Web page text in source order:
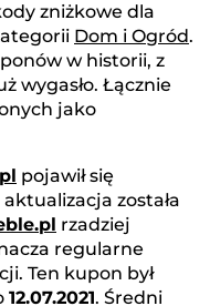
zniżkowe dla
Dom i Ogród.
w historii, z
wygasło. Łącznie
jako
pojawił się
została
rzadziej
regularne
Ten kupon był
12.07.2021. Średni